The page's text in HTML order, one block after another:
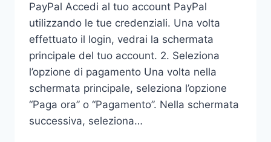
PayPal Accedi al tuo account PayPal
utilizzando le tue credenziali. Una volta
effettuato il login, vedrai la schermata
principale del tuo account. 2. Seleziona
l’opzione di pagamento Una volta nella
schermata principale, seleziona l’opzione
“Paga ora” o “Pagamento”. Nella schermata
successiva, seleziona…